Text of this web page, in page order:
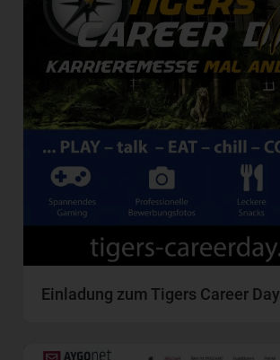
Einladung zum Tigers Career Day